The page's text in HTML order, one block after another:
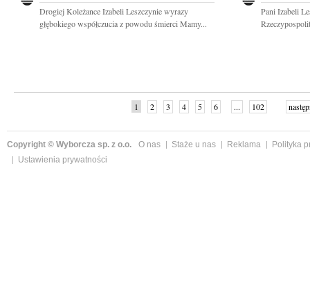
Drogiej Koleżance Izabeli Leszczynie wyrazy
głębokiego współczucia z powodu śmierci Mamy...
Pani Izabeli
1 2 3 4 5 6 ... 102
Copyright © Wyborcza sp. z o.o. O nas Staże u nas Reklama
Polityka
Ustawienia prywatności